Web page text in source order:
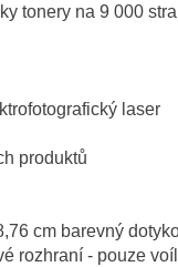
tonery na 9 000
laser
produktů
cm barevný
rozhraní - pouze